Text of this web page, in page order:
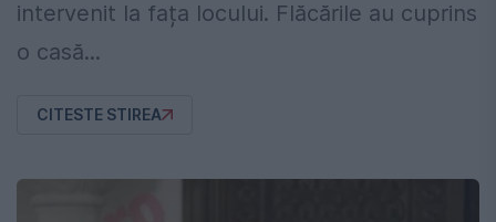
intervenit la fața locului. Flăcările au cuprins
o casă...
CITESTE STIREA